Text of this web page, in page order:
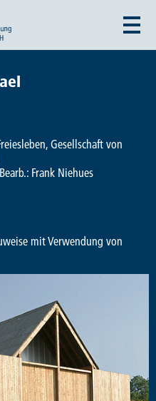
Gesellschaft von
Frank Niehues
mit Verwendung von